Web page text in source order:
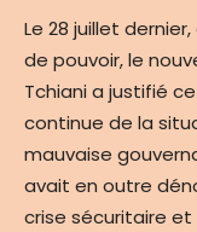
Le 28 juillet
de pouvoir, le
Tchiani a justifié
continue de la
mauvaise
avait en outre
crise sécuritaire